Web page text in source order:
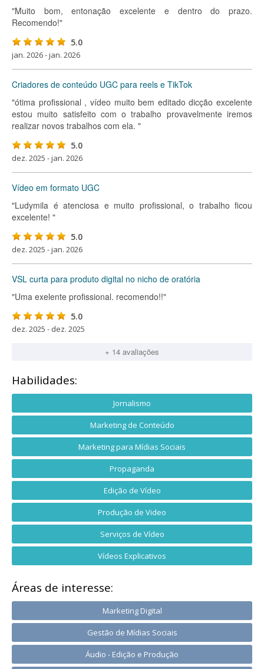
"Muito bom, entonação excelente e dentro do prazo.
Recomendo!"
5.0
jan. 2026 - jan. 2026
Criadores de conteúdo UGC para reels e TikTok
"ótima profissional , vídeo muito bem editado dicção excelente
estou muito satisfeito com o trabalho provavelmente iremos
realizar novos trabalhos com ela. "
5.0
dez. 2025 - jan. 2026
Vídeo em formato UGC
"Ludymila é atenciosa e muito profissional, o trabalho ficou
excelente! "
5.0
dez. 2025 - jan. 2026
VSL curta para produto digital no nicho de oratória
"Uma exelente profissional. recomendo!!"
5.0
dez. 2025 - dez. 2025
+ 14 avaliações
Habilidades:
Jornalismo
Marketing de Conteúdo
Marketing para Mídias Sociais
Propaganda
Edição de Vídeo
Produção de Video
Serviços de Vídeo
Vídeos Explicativos
Áreas de interesse:
Marketing Digital
Gestão de Mídias Sociais
Áudio - Edição e Produção